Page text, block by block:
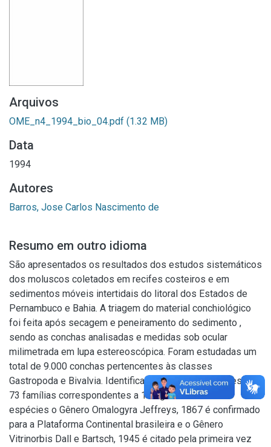
Arquivos
OME_n4_1994_bio_04.pdf (1.32 MB)
Data
1994
Autores
Barros, Jose Carlos Nascimento de
Resumo em outro idioma
São apresentados os resultados dos estudos sistemáticos
dos moluscos coletados em recifes costeiros e em
sedimentos móveis intertidais do litoral dos Estados de
Pernambuco e Bahia. A triagem do material conchiológico
foi feita após secagem e peneiramento do sedimento ,
sendo as conchas analisadas e medidas sob ocular
milimetrada em lupa estereoscópica. Foram estudadas um
total de 9.000 conchas pertencentes às classes
Gastropoda e Bivalvia. Identificaram-se representantes de
73 famílias correspondentes a 141 gêneros e 225
espécies o Gênero Omalogyra Jeffreys, 1867 é confirmado
para a Plataforma Continental brasileira e o Gênero
Vitrinorbis Dall e Bartsch, 1945 é citado pela primeira vez